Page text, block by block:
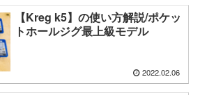
【Kreg k5】の使い方解説/ポケッ
トホールジグ最上級モデル
2022.02.06